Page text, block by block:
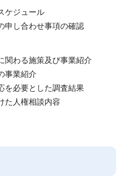
ケジュール
し合わせ事項の確認
わる施策及び事業紹介
事業紹介
必要とした調査結果
た人権相談内容